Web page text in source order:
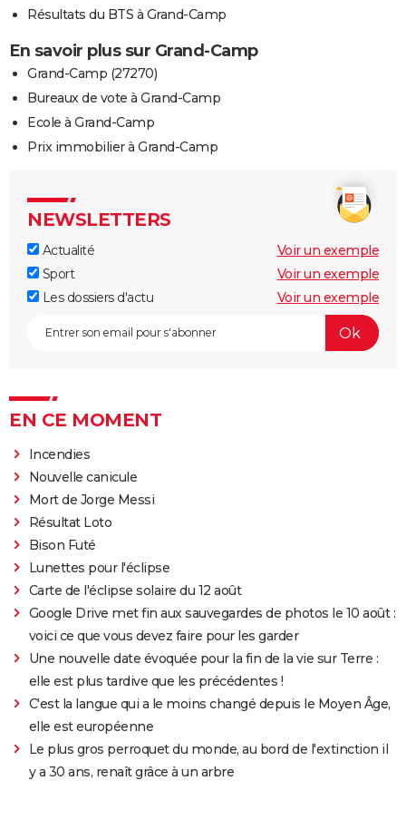
Résultats du BTS à Grand-Camp
En savoir plus sur Grand-Camp
Grand-Camp (27270)
Bureaux de vote à Grand-Camp
Ecole à Grand-Camp
Prix immobilier à Grand-Camp
NEWSLETTERS
Actualité
Voir un exemple
Sport
Voir un exemple
Les dossiers d'actu
Voir un exemple
EN CE MOMENT
Incendies
Nouvelle canicule
Mort de Jorge Messi
Résultat Loto
Bison Futé
Lunettes pour l'éclipse
Carte de l'éclipse solaire du 12 août
Google Drive met fin aux sauvegardes de photos le 10 août :
voici ce que vous devez faire pour les garder
Une nouvelle date évoquée pour la fin de la vie sur Terre :
elle est plus tardive que les précédentes !
C'est la langue qui a le moins changé depuis le Moyen Âge,
elle est européenne
Le plus gros perroquet du monde, au bord de l'extinction il
y a 30 ans, renaît grâce à un arbre